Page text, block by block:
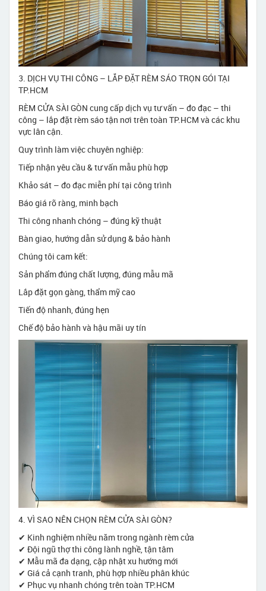
3. DỊCH VỤ THI CÔNG – LẮP ĐẶT RÈM SÁO TRỌN GÓI TẠI
TP.HCM
RÈM CỬA SÀI GÒN cung cấp dịch vụ tư vấn – đo đạc – thi
công – lắp đặt rèm sáo tận nơi trên toàn TP.HCM và các khu
vực lân cận.
Quy trình làm việc chuyên nghiệp:
Tiếp nhận yêu cầu & tư vấn mẫu phù hợp
Khảo sát – đo đạc miễn phí tại công trình
Báo giá rõ ràng, minh bạch
Thi công nhanh chóng – đúng kỹ thuật
Bàn giao, hướng dẫn sử dụng & bảo hành
Chúng tôi cam kết:
Sản phẩm đúng chất lượng, đúng mẫu mã
Lắp đặt gọn gàng, thẩm mỹ cao
Tiến độ nhanh, đúng hẹn
Chế độ bảo hành và hậu mãi uy tín
4. VÌ SAO NÊN CHỌN RÈM CỬA SÀI GÒN?
✔ Kinh nghiệm nhiều năm trong ngành rèm cửa
✔ Đội ngũ thợ thi công lành nghề, tận tâm
✔ Mẫu mã đa dạng, cập nhật xu hướng mới
✔ Giá cả cạnh tranh, phù hợp nhiều phân khúc
✔ Phục vụ nhanh chóng trên toàn TP.HCM